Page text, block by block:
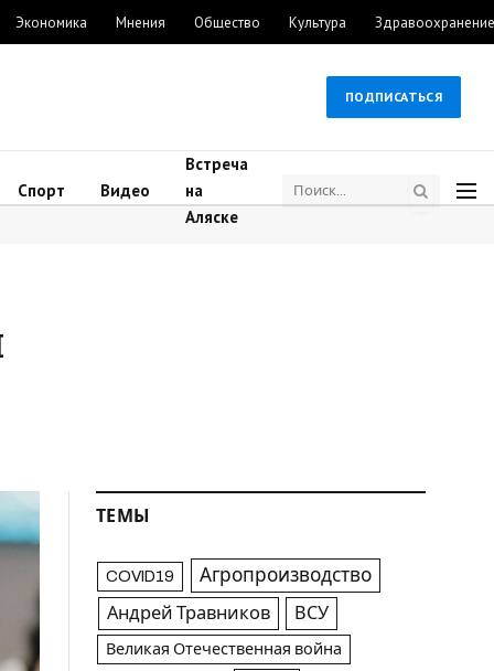
Экономика Мнения Общество Культура Здравоохранение
ПОДПИСАТЬСЯ
Спорт Видео
Встреча
на
Аляске
ТЕМЫ
COVID19 Агропроизводство
Андрей Травников ВСУ
Великая Отечественная война